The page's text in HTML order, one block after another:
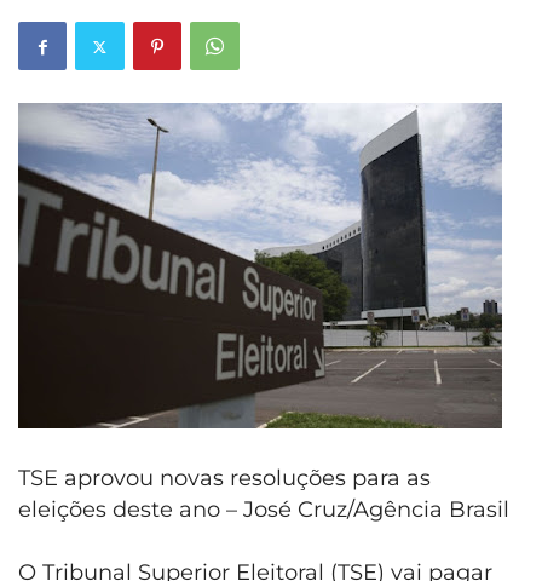
TSE aprovou novas resoluções para as
eleições deste ano – José Cruz/Agência Brasil
O Tribunal Superior Eleitoral (TSE) vai pagar